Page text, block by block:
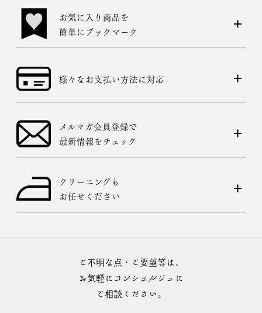
お気に入り商品を
簡単にブックマーク
様々なお支払い方法に対応
メルマガ会員登録で
最新情報をチェック
クリーニングも
お任せください
ご不明な点・ご要望等は、
お気軽にコンシェルジュに
ご相談ください。